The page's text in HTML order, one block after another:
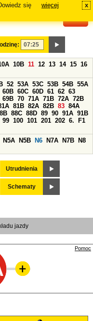
się
więcej x
10B 11 12 13 14 15 16
52 53A 53C 53B 54B 55A
60B 60C 60D 61 62 63
69B 70 71A 71B 72A 72B
81B 82A 82B 83 84A
88C 88D 89 90 91A 91B
99 100 101 201 202 6.
F1
N5A N5B N6 N7A N7B
N8
Utrudnienia
Schematy
jazdy
Pomoc